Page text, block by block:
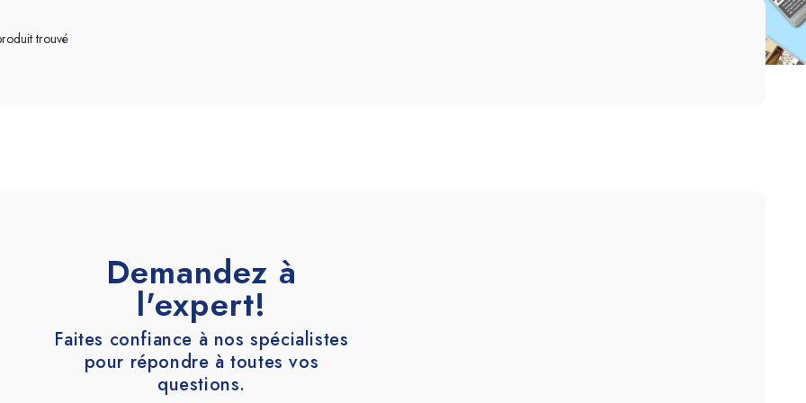
Accessoires
et ciment
trouvé
Demandez à
l'expert!
Faites confiance à nos spécialistes
pour répondre à toutes vos
questions.